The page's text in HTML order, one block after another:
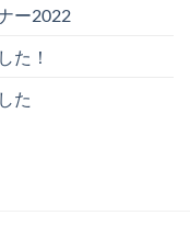
ー2022
た！
た